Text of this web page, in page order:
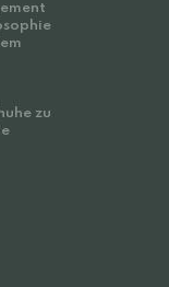
zu